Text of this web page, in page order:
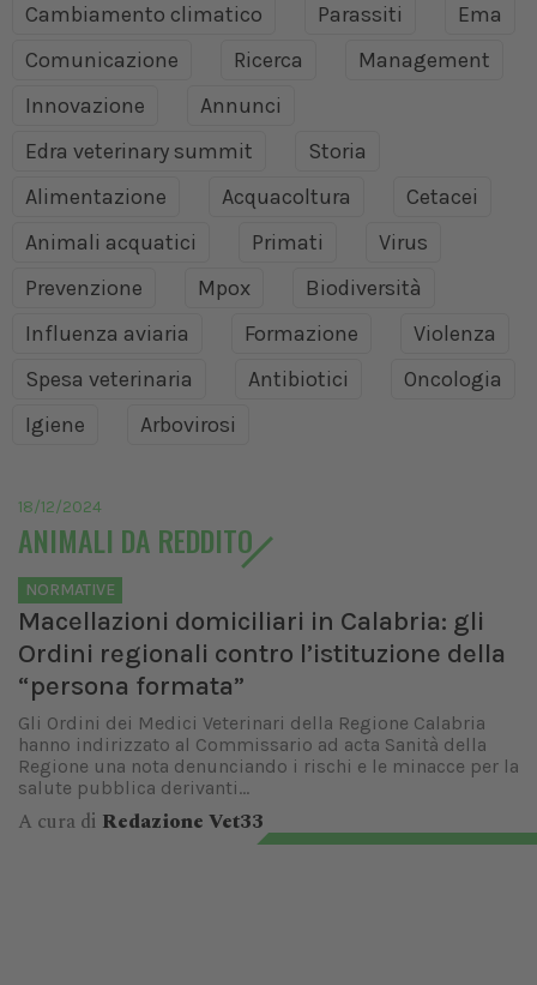
Cambiamento climatico
Parassiti
Ema
Comunicazione
Ricerca
Management
Innovazione
Annunci
Edra veterinary summit
Storia
Alimentazione
Acquacoltura
Cetacei
Animali acquatici
Primati
Virus
Prevenzione
Mpox
Biodiversità
Influenza aviaria
Formazione
Violenza
Spesa veterinaria
Antibiotici
Oncologia
Igiene
Arbovirosi
18/12/2024
ANIMALI DA REDDITO
NORMATIVE
Macellazioni domiciliari in Calabria: gli
Ordini regionali contro l’istituzione della
“persona formata”
Gli Ordini dei Medici Veterinari della Regione Calabria
hanno indirizzato al Commissario ad acta Sanità della
Regione una nota denunciando i rischi e le minacce per la
salute pubblica derivanti...
A cura di Redazione Vet33